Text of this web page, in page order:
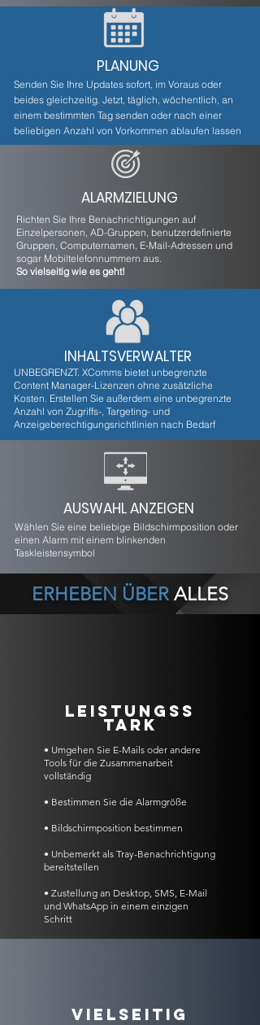
ALARMZIELUNG
Richten Sie Ihre Benachrichtigungen auf
Einzelpersonen, AD-Gruppen, benutzerdefinierte
Gruppen, Computernamen, E-Mail-Adressen und
sogar Mobiltelefonnummern aus.
So vielseitig wie es geht!
PLANUNG
Senden Sie Ihre Updates sofort, im Voraus oder
beides gleichzeitig. Jetzt, täglich, wöchentlich, an
einem bestimmten Tag senden oder nach einer
beliebigen Anzahl von Vorkommen ablaufen lassen
INHALTSVERWALTER
UNBEGRENZT. XComms bietet unbegrenzte
Content Manager-Lizenzen ohne zusätzliche
Kosten. Erstellen Sie außerdem eine unbegrenzte
Anzahl von Zugriffs-, Targeting- und
Anzeigeberechtigungsrichtlinien nach Bedarf
AUSWAHL ANZEIGEN
Wählen Sie eine beliebige Bildschirmposition oder
einen Alarm mit einem blinkenden
Taskleistensymbol
ERHEBEN ÜBER ALLES
LEISTUNGSS
TARK
• Umgehen Sie E-Mails oder andere
Tools für die Zusammenarbeit
vollständig
• Bestimmen Sie die Alarmgröße
• Bildschirmposition bestimmen
• Unbemerkt als Tray-Benachrichtigung
bereitstellen
• Zustellung an Desktop, SMS, E-Mail
und WhatsApp in einem einzigen
Schritt
VIELSEITIG